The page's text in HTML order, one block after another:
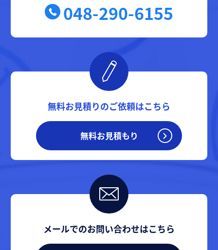
048-290-6155
無料お見積りのご依頼はこちら
無料お見積もり
メールでのお問い合わせはこちら